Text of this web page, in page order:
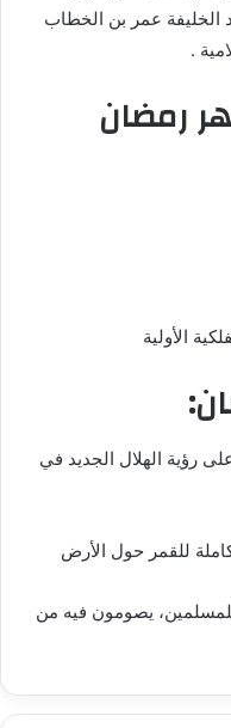
وقد اعتمد الخليفة عمر بن الخطاب
.
رمضان
رؤية الهلال الجديد في
للقمر حول الأرض
يصومون فيه من